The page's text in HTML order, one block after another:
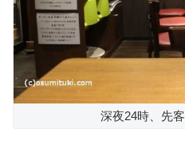
深夜24時、先